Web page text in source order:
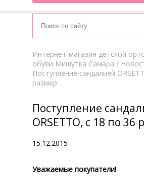
Интернет-магазин детской
обуви Мишутка Самара /
Поступление сандалией
размер
Поступление
ORSETTO, с 18 по 36
15.12.2015
Уважаемые покупатели!